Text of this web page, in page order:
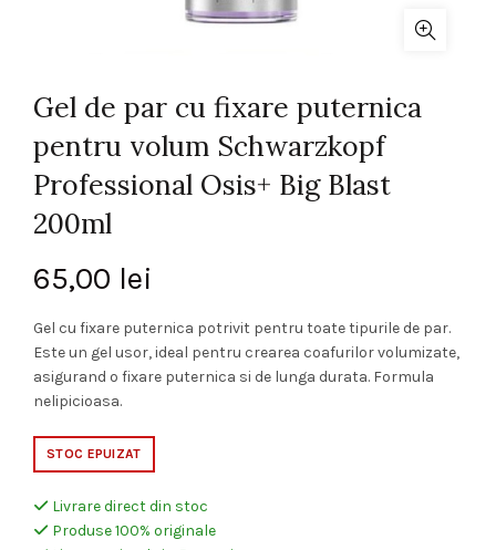
Gel de par cu fixare puternica
pentru volum Schwarzkopf
Professional Osis+ Big Blast
200ml
65,00 lei
Gel cu fixare puternica potrivit pentru toate tipurile de par.
Este un gel usor, ideal pentru crearea coafurilor volumizate,
asigurand o fixare puternica si de lunga durata. Formula
nelipicioasa.
STOC EPUIZAT
Livrare direct din stoc
Produse 100% originale